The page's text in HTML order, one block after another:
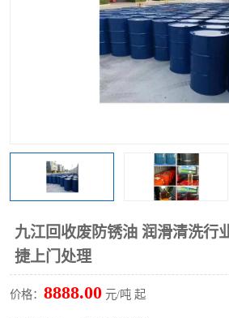
九江回收废防锈油 润滑清洗行
捷上门处理
价格： 8888.00 元/吨 起